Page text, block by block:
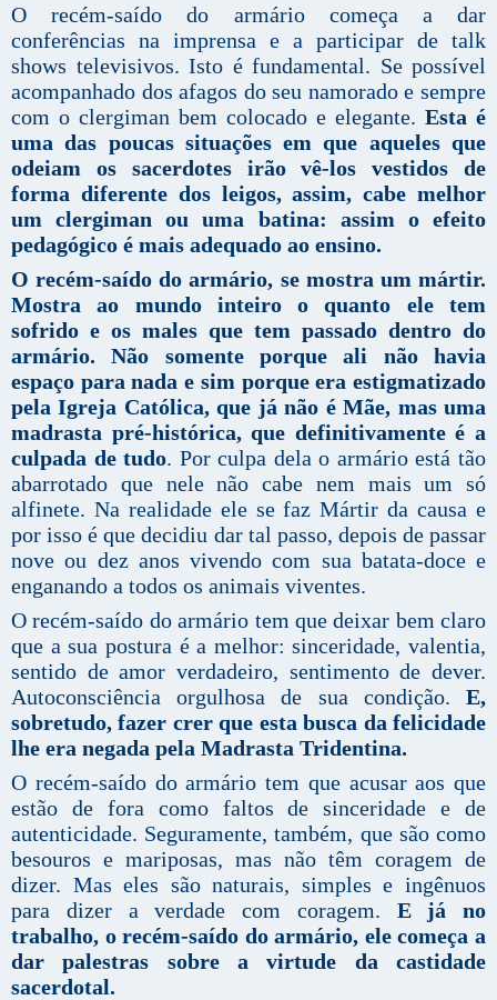
O recém-saído do armário começa a dar
conferências na imprensa e a participar de talk
shows televisivos. Isto é fundamental. Se possível
acompanhado dos afagos do seu namorado e sempre
com o clergiman bem colocado e elegante. Esta é
uma das poucas situações em que aqueles que
odeiam os sacerdotes irão vê-los vestidos de
forma diferente dos leigos, assim, cabe melhor
um clergiman ou uma batina: assim o efeito
pedagógico é mais adequado ao ensino.
O recém-saído do armário, se mostra um mártir.
Mostra ao mundo inteiro o quanto ele tem
sofrido e os males que tem passado dentro do
armário. Não somente porque ali não havia
espaço para nada e sim porque era estigmatizado
pela Igreja Católica, que já não é Mãe, mas uma
madrasta pré-histórica, que definitivamente é a
culpada de tudo. Por culpa dela o armário está tão
abarrotado que nele não cabe nem mais um só
alfinete. Na realidade ele se faz Mártir da causa e
por isso é que decidiu dar tal passo, depois de passar
nove ou dez anos vivendo com sua batata-doce e
enganando a todos os animais viventes.
O recém-saído do armário tem que deixar bem claro
que a sua postura é a melhor: sinceridade, valentia,
sentido de amor verdadeiro, sentimento de dever.
Autoconsciência orgulhosa de sua condição. E,
sobretudo, fazer crer que esta busca da felicidade
lhe era negada pela Madrasta Tridentina.
O recém-saído do armário tem que acusar aos que
estão de fora como faltos de sinceridade e de
autenticidade. Seguramente, também, que são como
besouros e mariposas, mas não têm coragem de
dizer. Mas eles são naturais, simples e ingênuos
para dizer a verdade com coragem. E já no
trabalho, o recém-saído do armário, ele começa a
dar palestras sobre a virtude da castidade
sacerdotal.